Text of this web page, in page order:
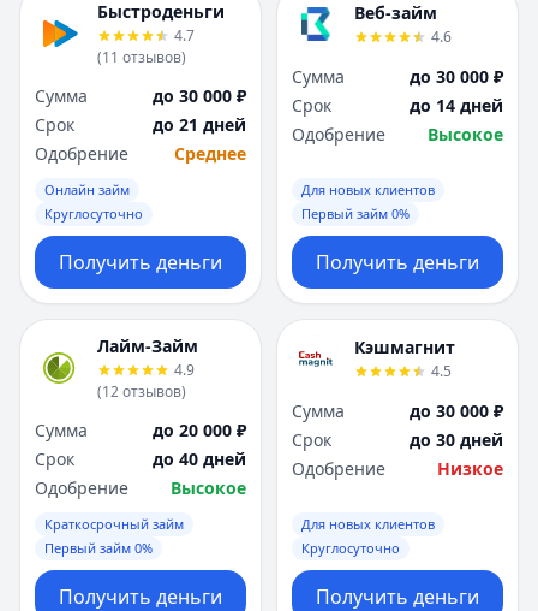
Быстроденьги
4.7
(11 отзывов)
Сумма
до 30 000 ₽
Срок
до 21 дней
Одобрение
Среднее
Онлайн займ
Круглосуточно
Получить деньги
Веб-займ
4.6
Сумма
до 30 000 ₽
Срок
до 14 дней
Одобрение
Высокое
Для новых клиентов
Первый займ 0%
Получить деньги
Лайм-Займ
4.9
(12отзывов)
Сумма
до 20 000 ₽
Срок
до 40 дней
Одобрение
Высокое
Краткосрочный займ
Первый займ 0%
Получить деньги
Кэшмагнит
4.5
Сумма
до 30 000 ₽
Срок
до 30 дней
Одобрение
Низкое
Для новых клиентов
Круглосуточно
Получить деньги